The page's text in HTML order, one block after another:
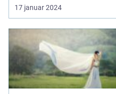
17 januar 2024